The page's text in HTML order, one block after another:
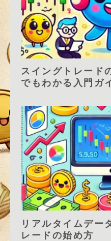
スイングトレード
でもわかる入門ガ
リアルタイムデー
レードの始め方